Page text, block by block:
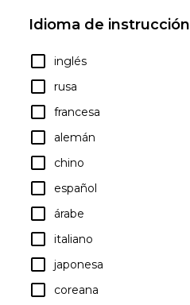
Idioma de instrucción
inglés
rusa
francesa
alemán
chino
español
árabe
italiano
japonesa
coreana